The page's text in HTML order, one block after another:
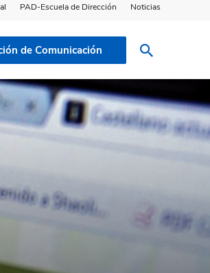
PAD-Escuela de Dirección Noticias
de Comunicación